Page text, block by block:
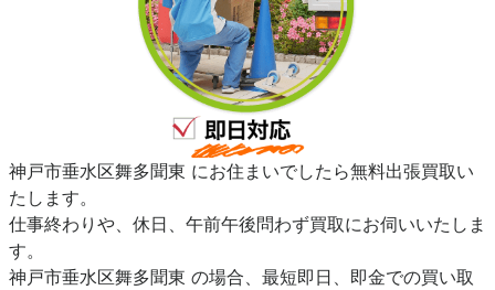
神戸市垂水区舞多聞東 にお住まいでしたら無料出張買取い
たします。
仕事終わりや、休日、午前午後問わず買取にお伺いいたしま
す。
神戸市垂水区舞多聞東 の場合、最短即日、即金での買い取